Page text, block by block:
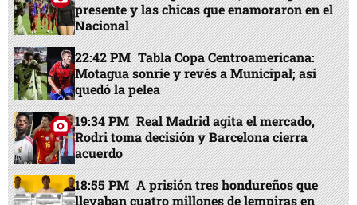
presente y las chicas que enamoraron en el
Nacional
22:42 PM Tabla Copa Centroamericana:
Motagua sonríe y revés a Municipal; así
quedó la pelea
19:34 PM Real Madrid agita el mercado,
Rodri toma decisión y Barcelona cierra
acuerdo
18:55 PM A prisión tres hondureños que
llevaban cuatro millones de lempiras en